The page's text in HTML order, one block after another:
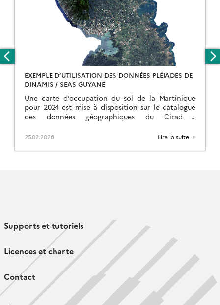
EXEMPLE D’UTILISATION DES DONNÉES PLÉIADES DE
DINAMIS / SEAS GUYANE
Une carte d’occupation du sol de la Martinique
pour 2024 est mise à disposition sur le catalogue
des données géographiques du Cirad :
25.02.2026 Lire la suite →
Supports et tutoriels
Licences et charte
Contact
Follow